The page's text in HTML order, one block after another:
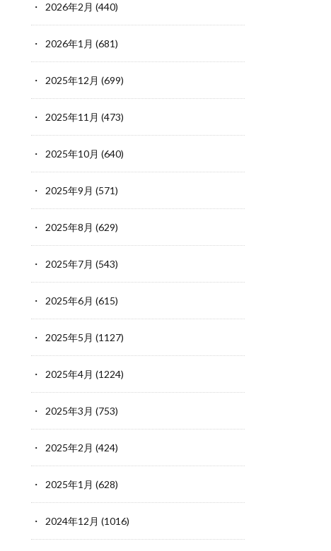
2026年2月 (440)
2026年1月 (681)
2025年12月 (699)
2025年11月 (473)
2025年10月 (640)
2025年9月 (571)
2025年8月 (629)
2025年7月 (543)
2025年6月 (615)
2025年5月 (1127)
2025年4月 (1224)
2025年3月 (753)
2025年2月 (424)
2025年1月 (628)
2024年12月 (1016)